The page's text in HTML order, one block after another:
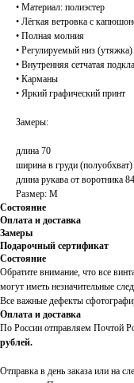
• Материал: полиэстер
• Лёгкая ветровка с
• Полная молния
• Регулируемый низ (утяжка)
• Внутренняя сетчатая
• Карманы
• Яркий графический принт
Замеры:
длина 70
ширина в груди
длина рукава от воротника 84
Размер: M
Состояние
Оплата и доставка
Замеры
Подарочный сертификат
Состояние
Обратите внимание, что все
могут иметь незначительные
Все важные дефекты
Оплата и доставка
По России отправляем Почтой
рублей.
Отправка в день заказа или на